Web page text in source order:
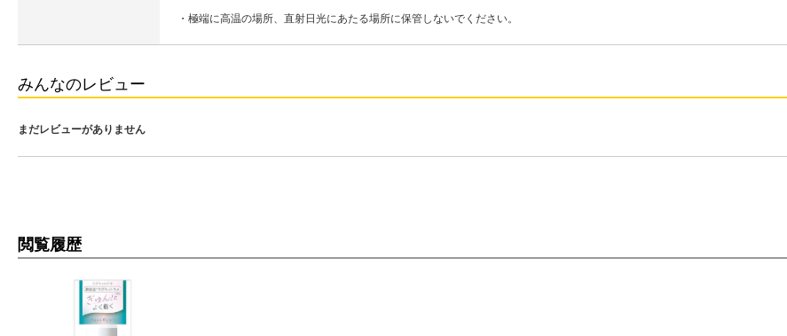
・極端に高温の場所、直射日光にあたる場所に保管しないでください。
みんなのレビュー
まだレビューがありません
閲覧履歴